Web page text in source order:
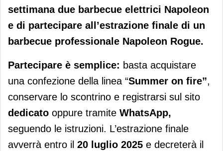
settimana due barbecue elettrici Napoleon
e di partecipare all’estrazione finale di un
barbecue professionale Napoleon Rogue.
Partecipare è semplice: basta acquistare
una confezione della linea “Summer on fire”,
conservare lo scontrino e registrarsi sul sito
dedicato oppure tramite WhatsApp,
seguendo le istruzioni. L’estrazione finale
avverrà entro il 20 luglio 2025 e decreterà il